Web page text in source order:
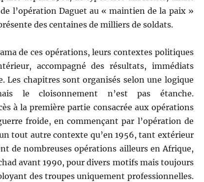
l’opération Daguet au « maintien de la paix »
des centaines de milliers de soldats.
de ces opérations, leurs contextes politiques
accompagné des résultats, immédiats
Les chapitres sont organisés selon une logique
le cloisonnement n’est pas étanche.
à la première partie consacrée aux opérations
froide, en commençant par l’opération de
tout autre contexte qu’en 1956, tant extérieur
de nombreuses opérations ailleurs en Afrique,
avant 1990, pour divers motifs mais toujours
des troupes uniquement professionnelles.